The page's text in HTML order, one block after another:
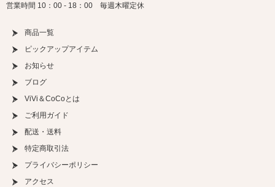
営業時間 10：00 - 18：00 毎週木曜定休
商品一覧
ピックアップアイテム
お知らせ
ブログ
ViVi＆CoCoとは
ご利用ガイド
配送・送料
特定商取引法
プライバシーポリシー
アクセス